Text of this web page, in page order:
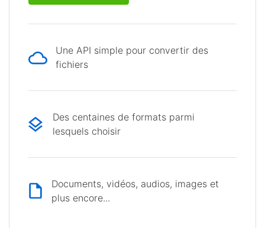
Une API simple pour convertir des
fichiers
Des centaines de formats parmi
lesquels choisir
Documents, vidéos, audios, images et
plus encore...